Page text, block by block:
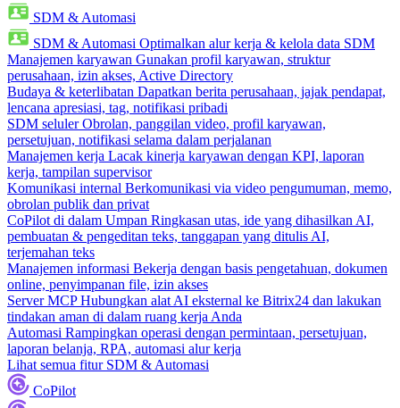
SDM & Automasi
SDM & Automasi Optimalkan alur kerja & kelola data SDM
Manajemen karyawan Gunakan profil karyawan, struktur
perusahaan, izin akses, Active Directory
Budaya & keterlibatan Dapatkan berita perusahaan, jajak pendapat,
lencana apresiasi, tag, notifikasi pribadi
SDM seluler Obrolan, panggilan video, profil karyawan,
persetujuan, notifikasi selama dalam perjalanan
Manajemen kerja Lacak kinerja karyawan dengan KPI, laporan
kerja, tampilan supervisor
Komunikasi internal Berkomunikasi via video pengumuman, memo,
obrolan publik dan privat
CoPilot di dalam Umpan Ringkasan utas, ide yang dihasilkan AI,
pembuatan & pengeditan teks, tanggapan yang ditulis AI,
terjemahan teks
Manajemen informasi Bekerja dengan basis pengetahuan, dokumen
online, penyimpanan file, izin akses
Server MCP Hubungkan alat AI eksternal ke Bitrix24 dan lakukan
tindakan aman di dalam ruang kerja Anda
Automasi Rampingkan operasi dengan permintaan, persetujuan,
laporan belanja, RPA, automasi alur kerja
Lihat semua fitur SDM & Automasi
CoPilot